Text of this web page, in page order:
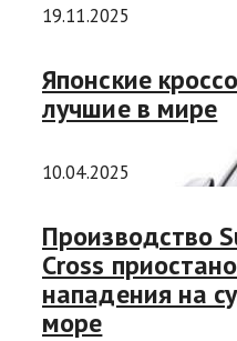
19.11.2025
Японские
лучшие в мире
10.04.2025
Производство
Cross
нападения на
море